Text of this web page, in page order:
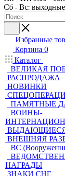
Сб - Вс: выходные
Избранные
Корзина 0
Каталог
ВЕЛИКАЯ
РАСПРОДАЖА
НОВИНКИ
ПАМЯТНЫЕ
ВОИНЫ-
ВНЕШНЯЯ
ВС
НАГРАДЫ
ЗНАКИ СНГ